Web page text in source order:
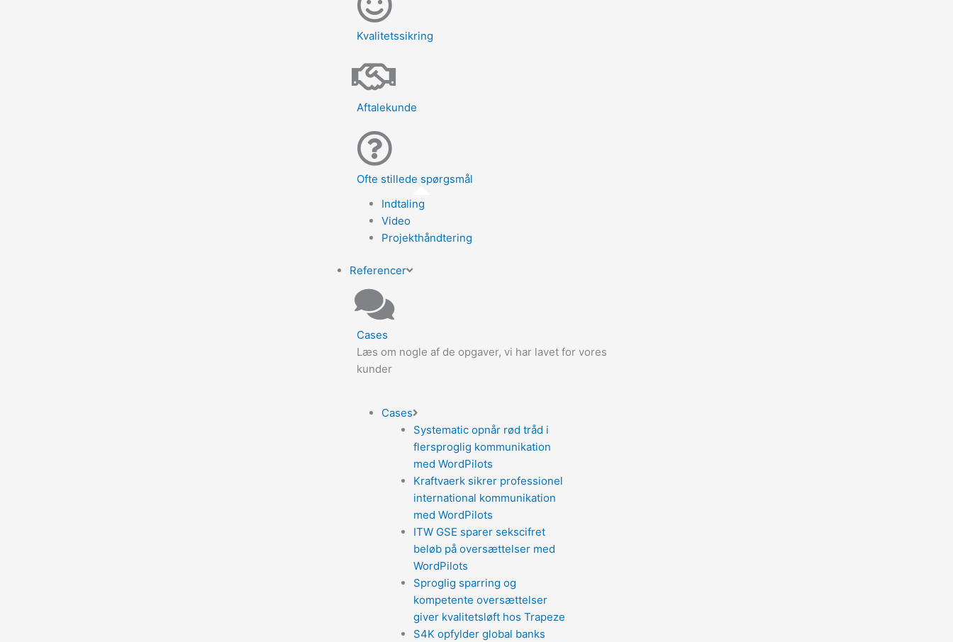
Kvalitetssikring
Aftalekunde
Ofte stillede spørgsmål
Indtaling
Video
Projekthåndtering
Referencer
Cases
Læs om nogle af de opgaver, vi har lavet for vores
kunder
Cases
Systematic opnår rød tråd i
flersproglig kommunikation
med WordPilots
Kraftvaerk sikrer professionel
international kommunikation
med WordPilots
ITW GSE sparer sekscifret
beløb på oversættelser med
WordPilots
Sproglig sparring og
kompetente oversættelser
giver kvalitetsløft hos Trapeze
S4K opfylder global banks